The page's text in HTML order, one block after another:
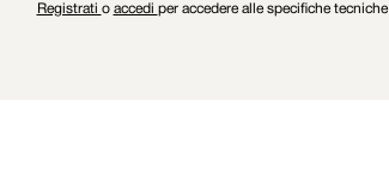
Registrati o accedi per accedere alle specifiche tecniche